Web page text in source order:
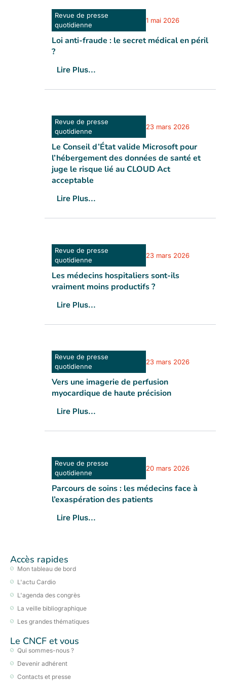
Revue de presse
quotidienne
1 mai 2026
Loi anti-fraude : le secret médical en péril
?
Lire Plus...
Revue de presse
quotidienne
23 mars 2026
Le Conseil d’État valide Microsoft pour
l’hébergement des données de santé et
juge le risque lié au CLOUD Act
acceptable
Lire Plus...
Revue de presse
quotidienne
23 mars 2026
Les médecins hospitaliers sont-ils
vraiment moins productifs ?
Lire Plus...
Revue de presse
quotidienne
23 mars 2026
Vers une imagerie de perfusion
myocardique de haute précision
Lire Plus...
Revue de presse
quotidienne
20 mars 2026
Parcours de soins : les médecins face à
l’exaspération des patients
Lire Plus...
Accès rapides
Mon tableau de bord
L'actu Cardio
L'agenda des congrès
La veille bibliographique
Les grandes thématiques
Le CNCF et vous
Qui sommes-nous ?
Devenir adhérent
Contacts et presse